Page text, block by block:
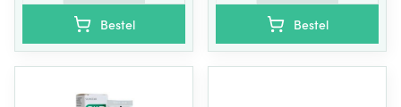
Bestel Bestel